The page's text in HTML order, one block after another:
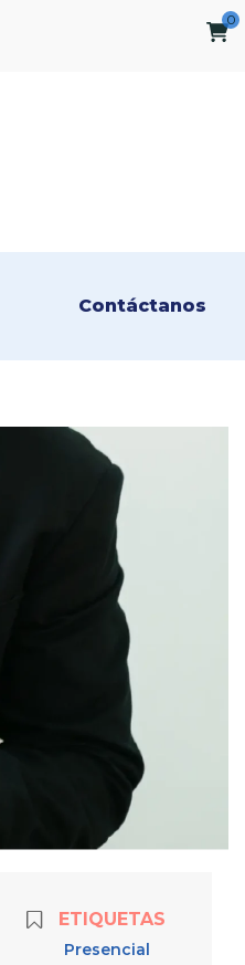
0
Contáctanos
ETIQUETAS
Presencial